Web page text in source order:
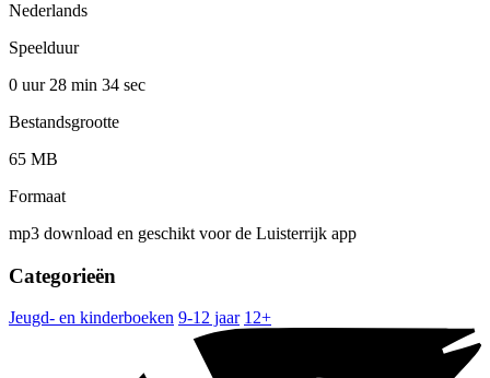
Nederlands
Speelduur
0 uur 28 min 34 sec
Bestandsgrootte
65 MB
Formaat
mp3 download en geschikt voor de Luisterrijk app
Categorieën
Jeugd- en kinderboeken 9-12 jaar 12+